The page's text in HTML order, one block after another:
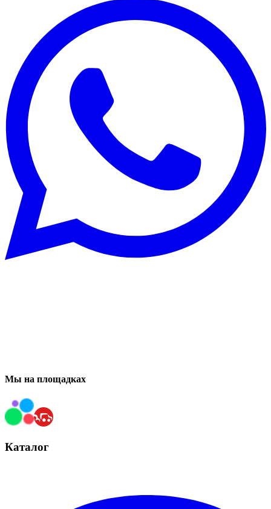
Мы на площадках
Каталог